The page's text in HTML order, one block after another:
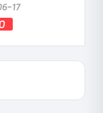
17